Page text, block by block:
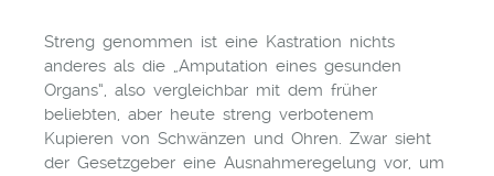
Streng genommen ist eine Kastration nichts
anderes als die „Amputation eines gesunden
Organs“, also vergleichbar mit dem früher
beliebten, aber heute streng verbotenem
Kupieren von Schwänzen und Ohren. Zwar sieht
der Gesetzgeber eine Ausnahmeregelung vor, um